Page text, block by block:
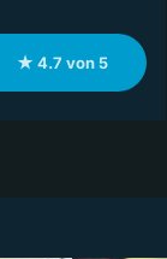
★ 4.7 von 5